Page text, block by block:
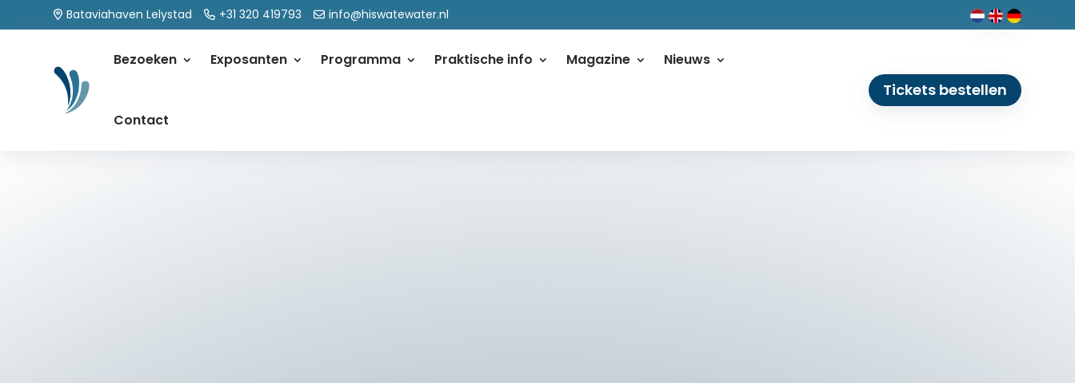
Bataviahaven Lelystad +31 320 419793 info@hiswatewater.nl
Bezoeken Exposanten Programma Praktische info Magazine Nieuws
Contact
Tickets bestellen